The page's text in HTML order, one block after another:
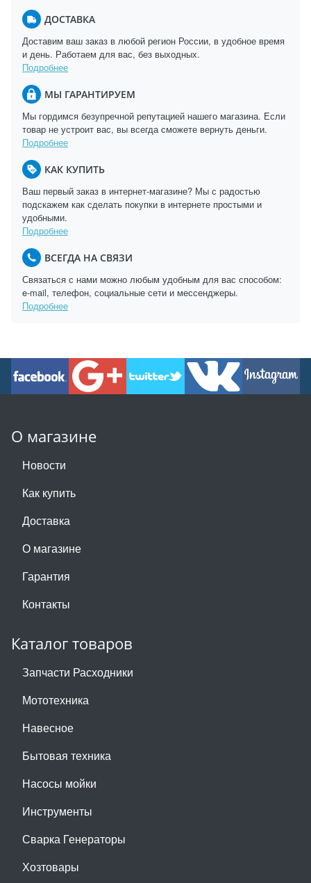
ДОСТАВКА
Доставим ваш заказ в любой регион России, в удобное время
и день. Работаем для вас, без выходных.
Подробнее
МЫ ГАРАНТИРУЕМ
Мы гордимся безупречной репутацией нашего магазина. Если
товар не устроит вас, вы всегда сможете вернуть деньги.
Подробнее
КАК КУПИТЬ
Ваш первый заказ в интернет-магазине? Мы с радостью
подскажем как сделать покупки в интернете простыми и
удобными.
Подробнее
ВСЕГДА НА СВЯЗИ
Связаться с нами можно любым удобным для вас способом:
e-mail, телефон, социальные сети и мессенджеры.
Подробнее
О магазине
Новости
Как купить
Доставка
О магазине
Гарантия
Контакты
Каталог товаров
Запчасти Расходники
Мототехника
Навесное
Бытовая техника
Насосы мойки
Инструменты
Сварка Генераторы
Хозтовары